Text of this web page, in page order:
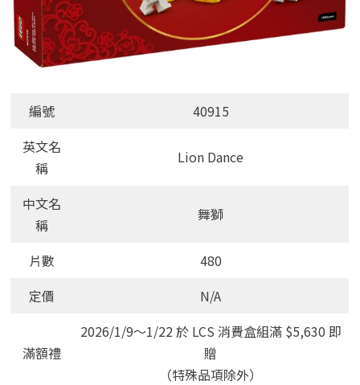
編號
40915
英文名
稱
Lion Dance
中文名
稱
舞獅
片數
480
定價
N/A
滿額禮
2026/1/9～1/22 於 LCS 消費盒組滿 $5,630 即
贈
（特殊品項除外）